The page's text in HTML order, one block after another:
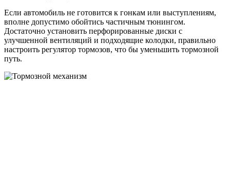
Если автомобиль не готовится к гонкам или выступлениям,
вполне допустимо обойтись частичным тюнингом.
Достаточно установить перфорированные диски с
улучшенной вентиляций и подходящие колодки, правильно
настроить регулятор тормозов, что бы уменьшить тормозной
путь.